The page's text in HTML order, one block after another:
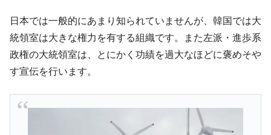
塊！
Fact1
夏の甲子園、優勝校を最も多く輩出している都道
府県とは？
Fact1 今話題の「楽天ライオンズ」とは？
奇跡の毛色「白毛馬」とは？
全て勝つといくら？ 競馬GI競走で勝利騎手がもら
日本では一般的にあまり知られていませんが、韓国では大
統領室は大きな権力を有する組織です。また左派・進歩系
政権の大統領室は、とにかく功績を過大なほどに褒めそや
す宣伝を行います。